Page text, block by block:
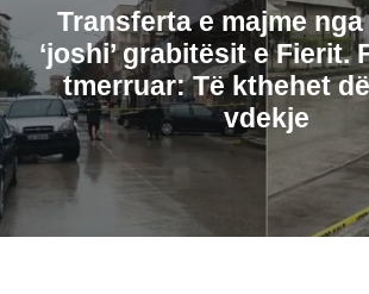
Transferta e majme
‘joshi’ grabitësit e Fierit.
tmerruar: Të kthehet
vdekje